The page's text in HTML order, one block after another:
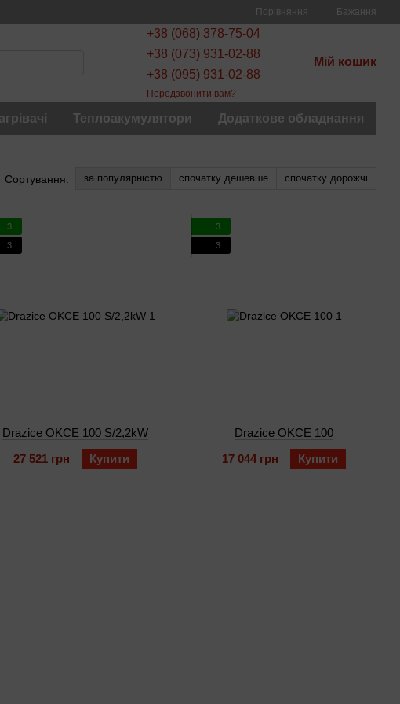
Порівняння Бажання
+38 (068) 378-75-04
+38 (073) 931-02-88
+38 (095) 931-02-88
Передзвонити вам?
Мій кошик
Теплоакумулятори Додаткове обладнання
Сортування: за популярністю спочатку дешевше спочатку дорожчі
3
3
Drazice OKCE 100 S/2,2kW
27 521 грн
Купити
3
3
Drazice OKCE 100
17 044 грн
Купити